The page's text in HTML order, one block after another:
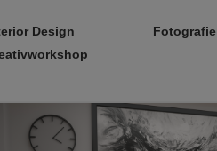
Design
Fotografie